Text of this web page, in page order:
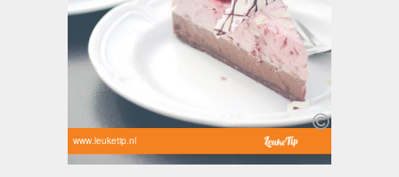
www.leuketip.nl